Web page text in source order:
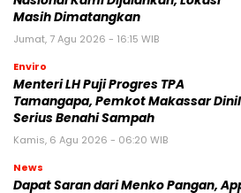
Masih Dimatangkan
Jumat, 7 Agu 2026 - 16:15 WIB
Enviro
Menteri LH Puji Progres TPA
Tamangapa, Pemkot Makassar
Serius Benahi Sampah
Kamis, 6 Agu 2026 - 06:20 WIB
News
Dapat Saran dari Menko Pangan,